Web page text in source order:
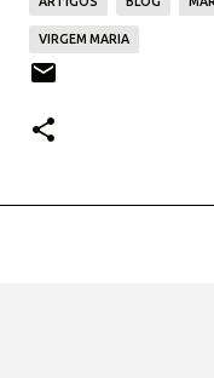
VIRGEM MARIA